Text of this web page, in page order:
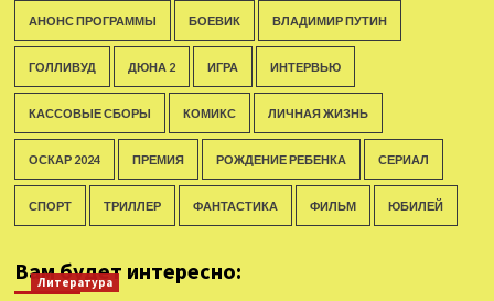
АНОНС ПРОГРАММЫ БОЕВИК ВЛАДИМИР ПУТИН
ГОЛЛИВУД ДЮНА 2 ИГРА ИНТЕРВЬЮ
КАССОВЫЕ СБОРЫ КОМИКС ЛИЧНАЯ ЖИЗНЬ
ОСКАР 2024 ПРЕМИЯ РОЖДЕНИЕ РЕБЕНКА СЕРИАЛ
СПОРТ ТРИЛЛЕР ФАНТАСТИКА ФИЛЬМ ЮБИЛЕЙ
Вам будет интересно:
Литература